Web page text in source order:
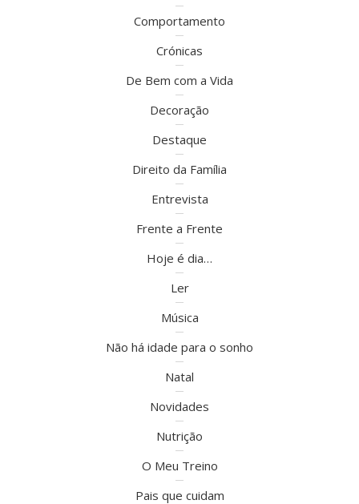
Comportamento
Crónicas
De Bem com a Vida
Decoração
Destaque
Direito da Família
Entrevista
Frente a Frente
Hoje é dia…
Ler
Música
Não há idade para o sonho
Natal
Novidades
Nutrição
O Meu Treino
Pais que cuidam